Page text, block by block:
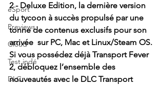
eSport
Previews
Cloud
Test indé
DLC
2 - Deluxe Edition, la dernière version
du tycoon à succès propulsé par une
tonne de contenus exclusifs pour son
arrivée  sur PC, Mac et Linux/Steam OS.
Si vous possédez déjà Transport Fever
2, débloquez l’ensemble des
nouveautés avec le DLC Transport